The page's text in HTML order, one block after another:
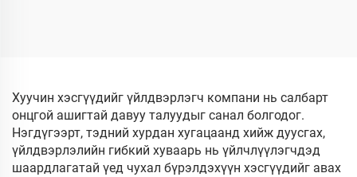
Хуучин хэсгүүдийг үйлдвэрлэгч компани нь салбарт
онцгой ашигтай давуу талуудыг санал болгодог.
Нэгдүгээрт, тэдний хурдан хугацаанд хийж дуусгах,
үйлдвэрлэлийн гибкий хуваарь нь үйлчлүүлэгчдэд
шаардлагатай үед чухал бүрэлдэхүүн хэсгүүдийг авах